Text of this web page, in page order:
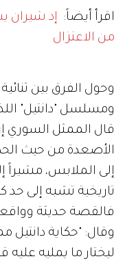
اقرأ أيضاً: إد شيران
من الاعتزال
وحول الفرق بين
ومسلسل "دانتيل"
قال الممثل السوري
الأصعدة من حيث
إلى الملابس،
تاريخية تشبه إلى حد
فالقصة حديثة
وقال: "حكاية
ليختار ما يمليه عليه